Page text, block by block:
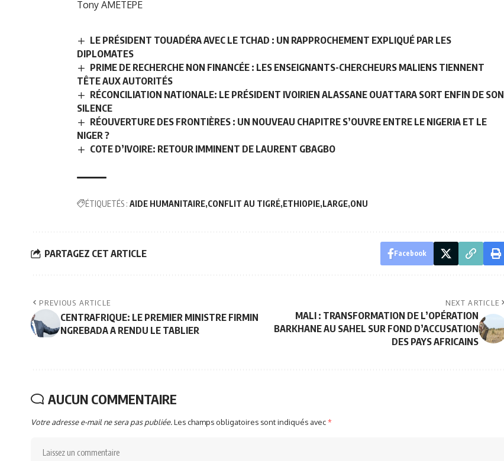
Tony AMETEPE
LE PRÉSIDENT TOUADÉRA AVEC LE TCHAD : UN RAPPROCHEMENT EXPLIQUÉ PAR LES
DIPLOMATES
PRIME DE RECHERCHE NON FINANCÉE : LES ENSEIGNANTS-CHERCHEURS MALIENS TIENNENT
TÊTE AUX AUTORITÉS
RÉCONCILIATION NATIONALE: LE PRÉSIDENT IVOIRIEN ALASSANE OUATTARA SORT ENFIN DE SON
SILENCE
RÉOUVERTURE DES FRONTIÈRES : UN NOUVEAU CHAPITRE S’OUVRE ENTRE LE NIGERIA ET LE
NIGER ?
COTE D’IVOIRE: RETOUR IMMINENT DE LAURENT GBAGBO
ÉTIQUETÉS : AIDE HUMANITAIRE CONFLIT AU TIGRÉ ETHIOPIE LARGE ONU
PARTAGEZ CET ARTICLE Facebook
PREVIOUS ARTICLE
CENTRAFRIQUE: LE PREMIER MINISTRE FIRMIN
NGREBADA A RENDU LE TABLIER
NEXT ARTICLE
MALI : TRANSFORMATION DE L’OPÉRATION
BARKHANE AU SAHEL SUR FOND D’ACCUSATION
DES PAYS AFRICAINS
AUCUN COMMENTAIRE
Votre adresse e-mail ne sera pas publiée.Les champs obligatoires sont indiqués avec*